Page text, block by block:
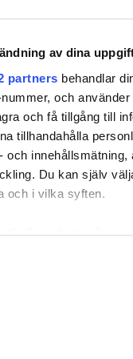
av dina
partners behandlar
och
och få tillgång till
tillhandahålla
och
Du kan själv
och i vilka syften.
skulle vi även vilja:
noggrannhet på
hur dina personliga